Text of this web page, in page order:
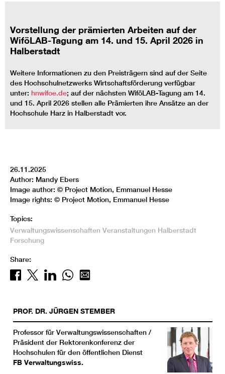
Vorstellung der prämierten Arbeiten auf der
WiföLAB-Tagung am 14. und 15. April 2026 in
Halberstadt
Weitere Informationen zu den Preisträgern sind auf der Seite
des Hochschulnetzwerks Wirtschaftsförderung verfügbar
unter: hnwifoe.de; auf der nächsten WiföLAB-Tagung am 14.
und 15. April 2026 stellen alle Prämierten ihre Ansätze an der
Hochschule Harz in Halberstadt vor.
26.11.2025
Author: Mandy Ebers
Image author: © Project Motion, Emmanuel Hesse
Image rights: © Project Motion, Emmanuel Hesse
Topics:
Verwaltungswissenschaften Veranstaltungen Halberstadt
Forschung
Share:
PROF. DR. JÜRGEN STEMBER
Professor für Verwaltungswissenschaften /
Präsident der Rektorenkonferenz der
Hochschulen für den öffentlichen Dienst
FB Verwaltungswiss.